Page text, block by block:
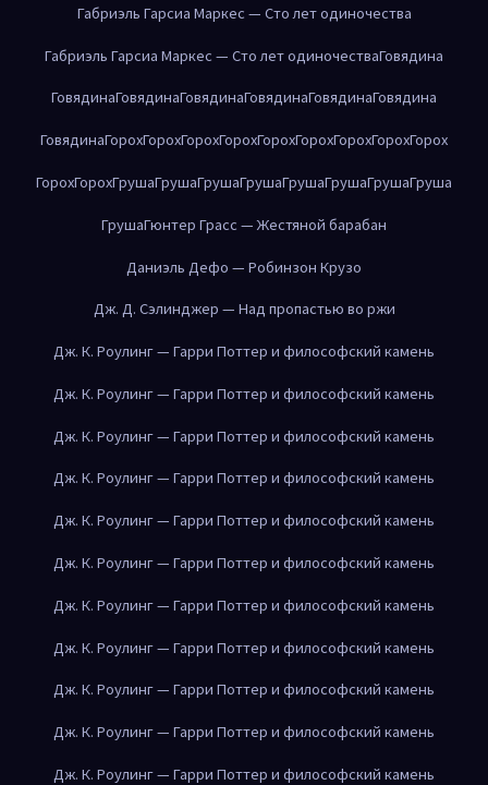
Габриэль Гарсиа Маркес — Сто лет одиночества
Габриэль Гарсиа Маркес — Сто лет одиночестваГовядина
ГовядинаГовядинаГовядинаГовядинаГовядинаГовядина
ГовядинаГорохГорохГорохГорохГорохГорохГорохГорохГорох
ГорохГорохГрушаГрушаГрушаГрушаГрушаГрушаГрушаГруша
ГрушаГюнтер Грасс — Жестяной барабан
Даниэль Дефо — Робинзон Крузо
Дж. Д. Сэлинджер — Над пропастью во ржи
Дж. К. Роулинг — Гарри Поттер и философский камень
Дж. К. Роулинг — Гарри Поттер и философский камень
Дж. К. Роулинг — Гарри Поттер и философский камень
Дж. К. Роулинг — Гарри Поттер и философский камень
Дж. К. Роулинг — Гарри Поттер и философский камень
Дж. К. Роулинг — Гарри Поттер и философский камень
Дж. К. Роулинг — Гарри Поттер и философский камень
Дж. К. Роулинг — Гарри Поттер и философский камень
Дж. К. Роулинг — Гарри Поттер и философский камень
Дж. К. Роулинг — Гарри Поттер и философский камень
Дж. К. Роулинг — Гарри Поттер и философский камень